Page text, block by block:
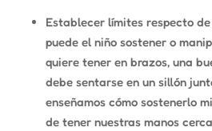
Establecer límites respecto
puede el niño sostener o
quiere tener en brazos, una
debe sentarse en un sillón
enseñamos cómo sostenerlo
de tener nuestras manos